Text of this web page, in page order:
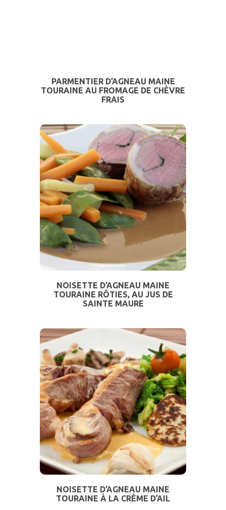
PARMENTIER D’AGNEAU MAINE
TOURAINE AU FROMAGE DE CHÈVRE
FRAIS
NOISETTE D’AGNEAU MAINE
TOURAINE RÔTIES, AU JUS DE
SAINTE MAURE
NOISETTE D’AGNEAU MAINE
TOURAINE À LA CRÈME D’AIL